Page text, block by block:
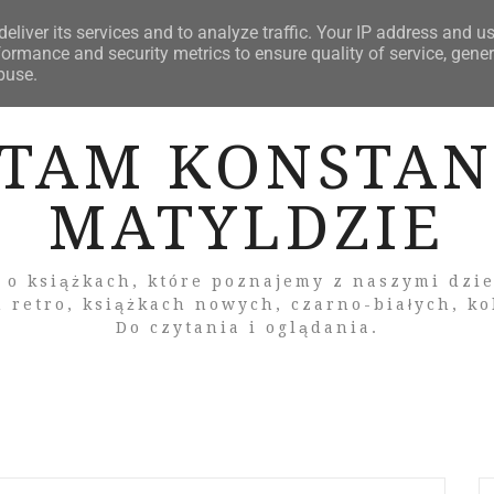
SZKLARSKA PORĘBA KĄCIK
MATYLDZIE
o książkach, które poznajemy z naszymi
retro, książkach nowych, czarno-białych,
Do czytania i oglądania.
its services and to analyze traffic. Your IP address and
and security metrics to ensure quality of service,